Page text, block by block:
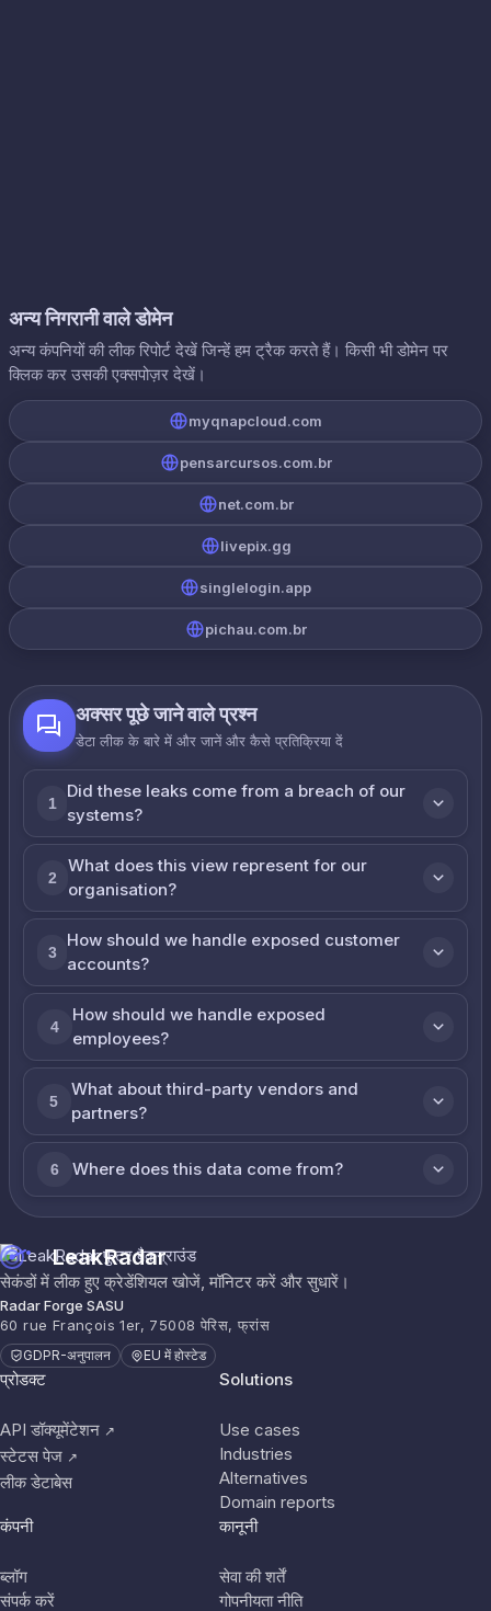
अन्य निगरानी वाले डोमेन
अन्य कंपनियों की लीक रिपोर्ट देखें जिन्हें हम ट्रैक करते हैं। किसी भी डोमेन पर
क्लिक कर उसकी एक्सपोज़र देखें।
myqnapcloud.com
pensarcursos.com.br
net.com.br
livepix.gg
singlelogin.app
pichau.com.br
अक्सर पूछे जाने वाले प्रश्न
डेटा लीक के बारे में और जानें और कैसे प्रतिक्रिया दें
1
Did these leaks come from a breach of our
systems?
2
What does this view represent for our
organisation?
3
How should we handle exposed customer
accounts?
4
How should we handle exposed
employees?
5
What about third-party vendors and
partners?
6 Where does this data come from?
LeakRadar
सेकंडों में लीक हुए क्रेडेंशियल खोजें, मॉनिटर करें और सुधारें।
Radar Forge SASU
60 rue François 1er, 75008 पेरिस, फ्रांस
GDPR-अनुपालन EU में होस्टेड
प्रोडक्ट
API डॉक्यूमेंटेशन ↗
स्टेटस पेज ↗
लीक डेटाबेस
Solutions
Use cases
Industries
Alternatives
Domain reports
कंपनी
ब्लॉग
संपर्क करें
कानूनी
सेवा की शर्तें
गोपनीयता नीति